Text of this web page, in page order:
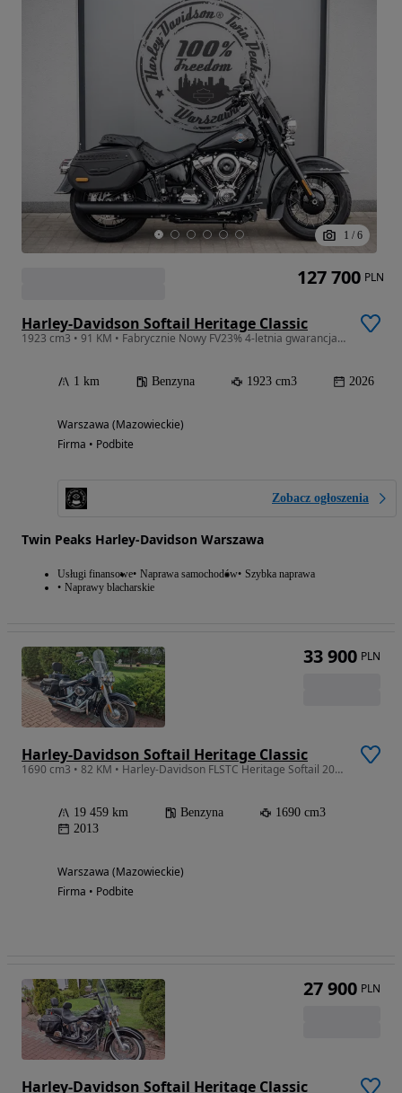
1 / 6
Harley-Davidson Softail Heritage Classic
1923 cm3 • 91 KM • Fabrycznie Nowy FV23% 4-letnia gwarancja Od Ręki
1 km Benzyna 1923 cm3 2026
Warszawa (Mazowieckie)
Firma • Podbite
Zobacz ogłoszenia
Twin Peaks Harley-Davidson Warszawa
Usługi finansowe Naprawa samochodów Szybka naprawa
Naprawy blacharskie
127 700 PLN
Harley-Davidson Softail Heritage Classic
1690 cm3 • 82 KM • Harley-Davidson FLSTC Heritage Softail 2013r. 103"
19 459 km Benzyna
1690 cm3
2013
Warszawa (Mazowieckie)
Firma • Podbite
33 900 PLN
Harley-Davidson Softail Heritage Classic
27 900 PLN